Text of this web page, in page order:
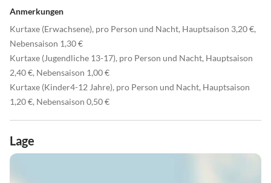
Anmerkungen
Kurtaxe (Erwachsene), pro Person und Nacht, Hauptsaison 3,20 €,
Nebensaison 1,30 €
Kurtaxe (Jugendliche 13-17), pro Person und Nacht, Hauptsaison
2,40 €, Nebensaison 1,00 €
Kurtaxe (Kinder4-12 Jahre), pro Person und Nacht, Hauptsaison
1,20 €, Nebensaison 0,50 €
Lage